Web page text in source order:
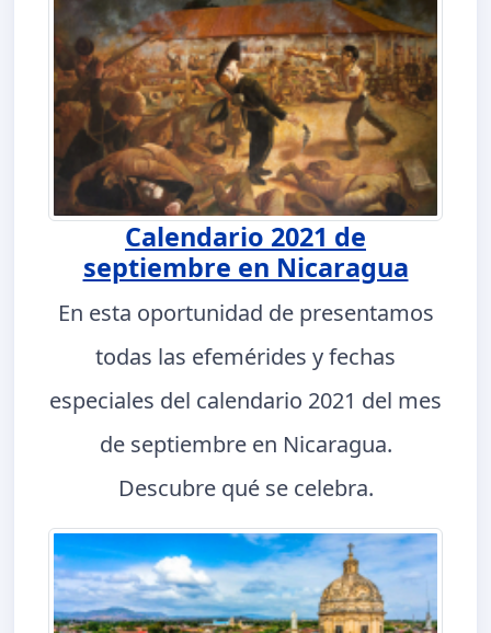
Calendario 2021 de
septiembre en Nicaragua
En esta oportunidad de presentamos
todas las efemérides y fechas
especiales del calendario 2021 del mes
de septiembre en Nicaragua.
Descubre qué se celebra.